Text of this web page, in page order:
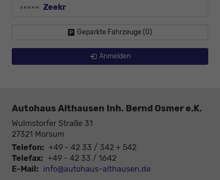
Zeekr
Geparkte Fahrzeuge (0)
Anmelden
Autohaus Althausen Inh. Bernd Osmer e.K.
Wulmstorfer Straße 31
27321 Morsum
Telefon: +49 - 42 33 / 342 + 542
Telefax: +49 - 42 33 / 1642
E-Mail: info@autohaus-althausen.de